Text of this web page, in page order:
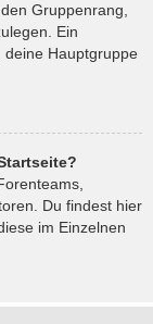
Gruppenrang,
Ein
deine Hauptgruppe
Du findest hier
im Einzelnen